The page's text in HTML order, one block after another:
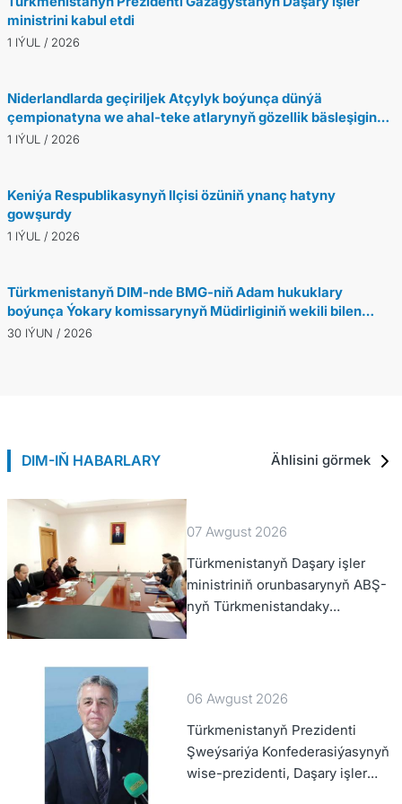
ministrini kabul etdi
1 IÝUL / 2026
Niderlandlarda geçiriljek Atçylyk boýunça dünýä
çempionatyna we ahal-teke atlarynyň gözellik bäsleşigine
görülýän taýýarlyk işleri barada brifing geçirildi
1 IÝUL / 2026
Keniýa Respublikasynyň Ilçisi özüniň ynanç hatyny
gowşurdy
1 IÝUL / 2026
Türkmenistanyň DIM-nde BMG-niň Adam hukuklary
boýunça Ýokary komissarynyň Müdirliginiň wekili bilen
duşuşyk geçirildi
30 IÝUN / 2026
DIM-IŇ HABARLARY Ählisini görmek
07 Awgust 2026
Türkmenistanyň Daşary işler
ministriniň orunbasarynyň ABŞ-
nyň Türkmenistandaky
wagtlaýyn işler ynanylan wekili
06 Awgust 2026
Türkmenistanyň Prezidenti
Şweýsariýa Konfederasiýasynyň
wise-prezidenti, Daşary işler